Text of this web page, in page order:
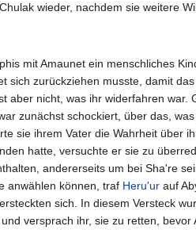
wieder, nachdem sie weitere
mit Amaunet ein menschliches
sich zurückziehen musste, damit
aber nicht, was ihr widerfahren war.
zunächst schockiert, über das,
sie ihrem Vater die Wahrheit über
hatte, versuchte er sie zu
andererseits um bei Sha're
anwählen können, traf Heru'ur auf
sich. In diesem Versteck
versprach ihr, sie zu retten,